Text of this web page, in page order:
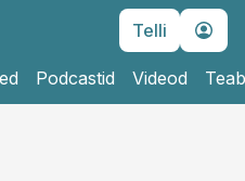
Telli
Podcastid Videod